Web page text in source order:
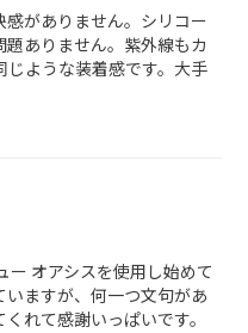
がありません。シリコー
ありません。紫外線もカ
じような装着感です。大手
ー オアシスを使用し始めて
ますが、何一つ文句があ
れて感謝いっぱいです。